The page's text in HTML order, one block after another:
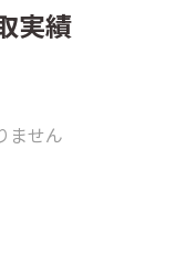
実績
ません